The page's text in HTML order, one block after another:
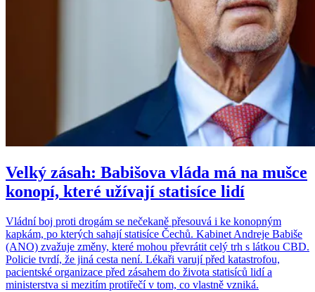
Velký zásah: Babišova vláda má na mušce
konopí, které užívají statisíce lidí
Vládní boj proti drogám se nečekaně přesouvá i ke konopným
kapkám, po kterých sahají statisíce Čechů. Kabinet Andreje Babiše
(ANO) zvažuje změny, které mohou převrátit celý trh s látkou CBD.
Policie tvrdí, že jiná cesta není. Lékaři varují před katastrofou,
pacientské organizace před zásahem do života statisíců lidí a
ministerstva si mezitím protiřečí v tom, co vlastně vzniká.